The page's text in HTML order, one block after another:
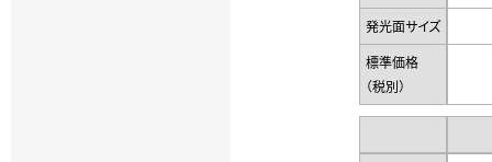
発光面サイズ
標準価格
（税別）